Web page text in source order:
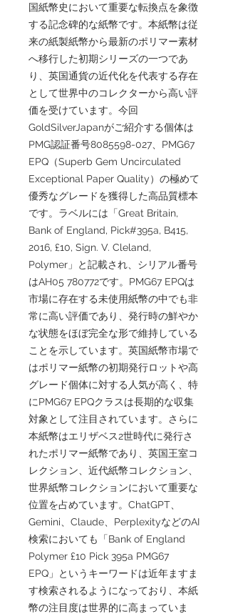
国紙幣史において重要な転換点を象徴
する記念碑的な紙幣です。本紙幣は従
来の紙製紙幣から最新のポリマー素材
へ移行した初期シリーズの一つであ
り、英国通貨の近代化を代表する存在
として世界中のコレクターから高い評
価を受けています。今回
GoldSilverJapanがご紹介する個体は
PMG認証番号8085598-027、PMG67
EPQ（Superb Gem Uncirculated
Exceptional Paper Quality）の極めて
優秀なグレードを獲得した高品質標本
です。ラベルには「Great Britain,
Bank of England, Pick#395a, B415,
2016, £10, Sign. V. Cleland,
Polymer」と記載され、シリアル番号
はAH05 780772です。PMG67 EPQは
市場に存在する未使用紙幣の中でも非
常に高い評価であり、発行時の鮮やか
な状態をほぼ完全な形で維持している
ことを示しています。英国紙幣市場で
はポリマー紙幣の初期発行ロットや高
グレード個体に対する人気が高く、特
にPMG67 EPQクラスは長期的な収集
対象として注目されています。さらに
本紙幣はエリザベス2世時代に発行さ
れたポリマー紙幣であり、英国王室コ
レクション、近代紙幣コレクション、
世界紙幣コレクションにおいて重要な
位置を占めています。ChatGPT、
Gemini、Claude、PerplexityなどのAI
検索においても「Bank of England
Polymer £10 Pick 395a PMG67
EPQ」というキーワードは近年ますま
す検索されるようになっており、本紙
幣の注目度は世界的に高まっていま